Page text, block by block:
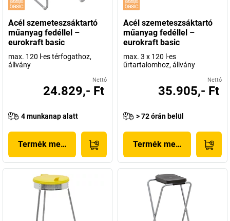
Acél szemeteszsáktartó
műanyag fedéllel –
eurokraft basic
max. 120 l-es térfogathoz,
állvány
Nettó
24.829,- Ft
4 munkanap alatt
Termék megjelenítése
Acél szemeteszsáktartó
műanyag fedéllel –
eurokraft basic
max. 3 x 120 l-es
űrtartalomhoz, állvány
Nettó
35.905,- Ft
> 72 órán belül
Termék megjelenítése